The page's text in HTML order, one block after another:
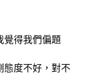
覺得我們偏題
態度不好，對不